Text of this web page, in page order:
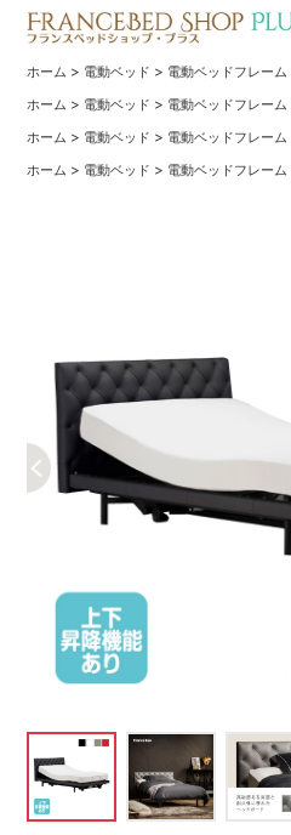
ホーム > 電動ベッド > 電動ベッドフレーム
ホーム > 電動ベッド > 電動ベッドフレーム
ホーム > 電動ベッド > 電動ベッドフレーム
ホーム > 電動ベッド > 電動ベッドフレーム